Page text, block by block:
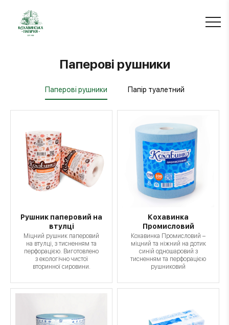
Паперові рушники
Паперові рушники Папір туалетний
Рушник паперовий на
втулці
Міцний рушник паперовий
на втулці, з тисненням та
перфорацією. Виготовлено
з екологічно чистої
вторинної сировини.
Кохавинка
Промисловий
Кохавинка Промисловий –
міцний та ніжний на дотик
синій одношаровий з
тисненням та перфорацією
рушниковий